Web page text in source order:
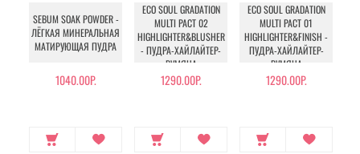
SEBUM SOAK POWDER -
ЛЁГКАЯ МИНЕРАЛЬНАЯ
МАТИРУЮЩАЯ ПУДРА
1040.00Р.
ECO SOUL GRADATION
MULTI PACT 02
HIGHLIGHTER&BLUSHER
- ПУДРА-ХАЙЛАЙТЕР-
РУМЯНА
1290.00Р.
ECO SOUL GRADATION
MULTI PACT 01
HIGHLIGHTER&FINISH -
ПУДРА-ХАЙЛАЙТЕР-
РУМЯНА
1290.00Р.